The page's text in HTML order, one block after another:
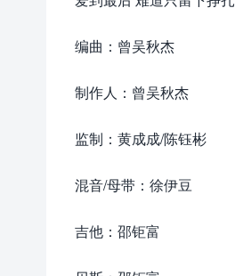
编曲：曾吴秋杰
制作人：曾吴秋杰
监制：黄成成/陈钰彬
混音/母带：徐伊豆
吉他：邵钜富